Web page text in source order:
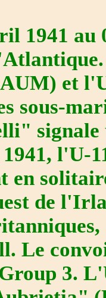
1941 au
et
sous-
signale
l'U-
en
de
Le
3.